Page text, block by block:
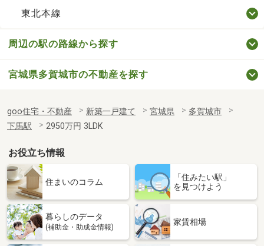
東北本線
周辺の駅の路線から探す
宮城県多賀城市の不動産を探す
goo住宅・不動産 新築一戸建て 宮城県
多賀城市
下馬駅
2950万円 3LDK
お役立ち情報
住まいのコラム
「住みたい駅」
を見つけよう
暮らしのデータ
(補助金・助成金情報)
家賃相場